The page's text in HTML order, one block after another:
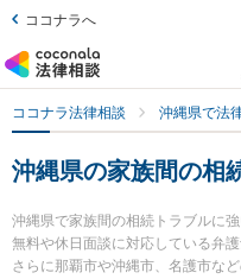
ココナラへ
ココナラ法律相談 沖縄県で法
沖縄県の家族間の相
沖縄県で家族間の相続トラブルに
無料や休日面談に対応している弁
さらに那覇市や沖縄市、名護市な